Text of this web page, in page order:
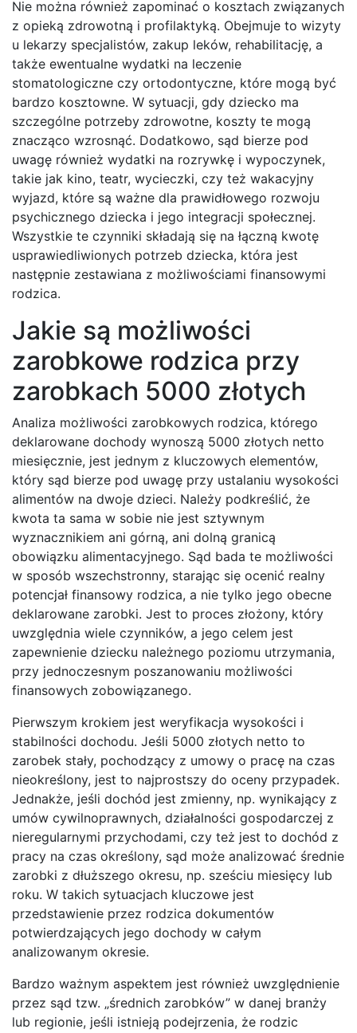
Nie można również zapominać o kosztach związanych
z opieką zdrowotną i profilaktyką. Obejmuje to wizyty
u lekarzy specjalistów, zakup leków, rehabilitację, a
także ewentualne wydatki na leczenie
stomatologiczne czy ortodontyczne, które mogą być
bardzo kosztowne. W sytuacji, gdy dziecko ma
szczególne potrzeby zdrowotne, koszty te mogą
znacząco wzrosnąć. Dodatkowo, sąd bierze pod
uwagę również wydatki na rozrywkę i wypoczynek,
takie jak kino, teatr, wycieczki, czy też wakacyjny
wyjazd, które są ważne dla prawidłowego rozwoju
psychicznego dziecka i jego integracji społecznej.
Wszystkie te czynniki składają się na łączną kwotę
usprawiedliwionych potrzeb dziecka, która jest
następnie zestawiana z możliwościami finansowymi
rodzica.
Jakie są możliwości
zarobkowe rodzica przy
zarobkach 5000 złotych
Analiza możliwości zarobkowych rodzica, którego
deklarowane dochody wynoszą 5000 złotych netto
miesięcznie, jest jednym z kluczowych elementów,
który sąd bierze pod uwagę przy ustalaniu wysokości
alimentów na dwoje dzieci. Należy podkreślić, że
kwota ta sama w sobie nie jest sztywnym
wyznacznikiem ani górną, ani dolną granicą
obowiązku alimentacyjnego. Sąd bada te możliwości
w sposób wszechstronny, starając się ocenić realny
potencjał finansowy rodzica, a nie tylko jego obecne
deklarowane zarobki. Jest to proces złożony, który
uwzględnia wiele czynników, a jego celem jest
zapewnienie dziecku należnego poziomu utrzymania,
przy jednoczesnym poszanowaniu możliwości
finansowych zobowiązanego.
Pierwszym krokiem jest weryfikacja wysokości i
stabilności dochodu. Jeśli 5000 złotych netto to
zarobek stały, pochodzący z umowy o pracę na czas
nieokreślony, jest to najprostszy do oceny przypadek.
Jednakże, jeśli dochód jest zmienny, np. wynikający z
umów cywilnoprawnych, działalności gospodarczej z
nieregularnymi przychodami, czy też jest to dochód z
pracy na czas określony, sąd może analizować średnie
zarobki z dłuższego okresu, np. sześciu miesięcy lub
roku. W takich sytuacjach kluczowe jest
przedstawienie przez rodzica dokumentów
potwierdzających jego dochody w całym
analizowanym okresie.
Bardzo ważnym aspektem jest również uwzględnienie
przez sąd tzw. „średnich zarobków” w danej branży
lub regionie, jeśli istnieją podejrzenia, że rodzic